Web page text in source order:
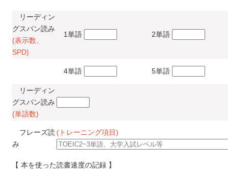
リーディン
グスパン読み
(表示数、
SPD)
1単語 2単語
4単語 5単語
リーディン
グスパン読み
(単語数)
フレーズ読
み
(トレーニング項目)
【 本を使った読書速度の記録 】